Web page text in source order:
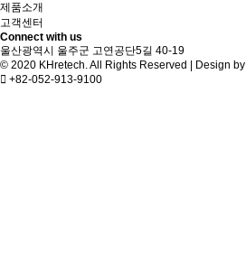
제품소개
고객센터
Connect with us
울산광역시 울주군 고연공단5길 40-19
© 2020 KHretech. All Rights Reserved | Design by
+82-052-913-9100